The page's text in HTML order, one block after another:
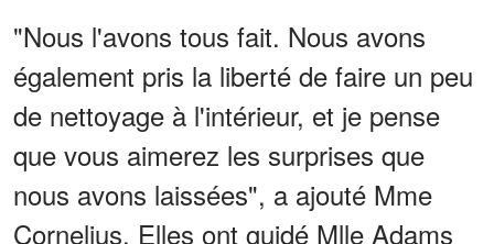
"Nous l'avons tous fait. Nous avons
également pris la liberté de faire un peu
de nettoyage à l'intérieur, et je pense
que vous aimerez les surprises que
nous avons laissées", a ajouté Mme
Cornelius. Elles ont guidé Mlle Adams